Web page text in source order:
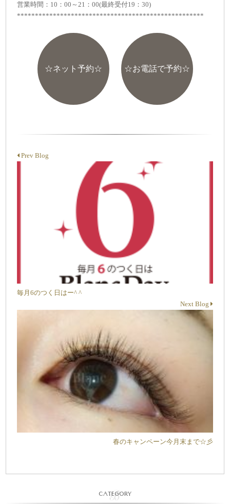
営業時間：10：00～21：00(最終受付19：30)
****************************************************
☆ネット予約☆ ☆お電話で予約☆
Prev Blog
毎月6のつく日はー^ ^
Next Blog
春のキャンペーン今月末まで☆彡
CATEGORY